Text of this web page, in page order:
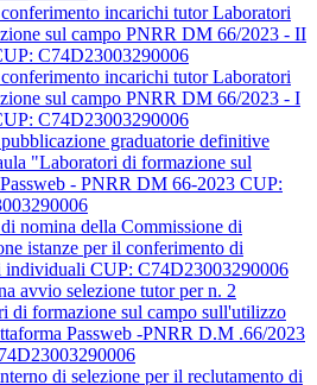
incarichi tutor Laboratori
sul campo PNRR DM 66/2023 - II
C74D23003290006
incarichi tutor Laboratori
sul campo PNRR DM 66/2023 - I
C74D23003290006
graduatorie definitive
"Laboratori di formazione sul
- PNRR DM 66-2023 CUP:
nomina della Commissione di
istanze per il conferimento di
individuali CUP: C74D23003290006
avvio selezione tutor per n. 2
di formazione sul campo sull'utilizzo
Passweb -PNRR D.M .66/2023
di selezione per il reclutamento di